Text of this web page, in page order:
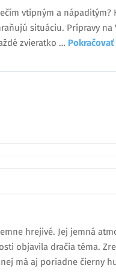
vtipným a
situáciu. Prípravy
zvieratko …
hrejivé. Jej jemná
objavila dračia téma.
má aj poriadne čierny